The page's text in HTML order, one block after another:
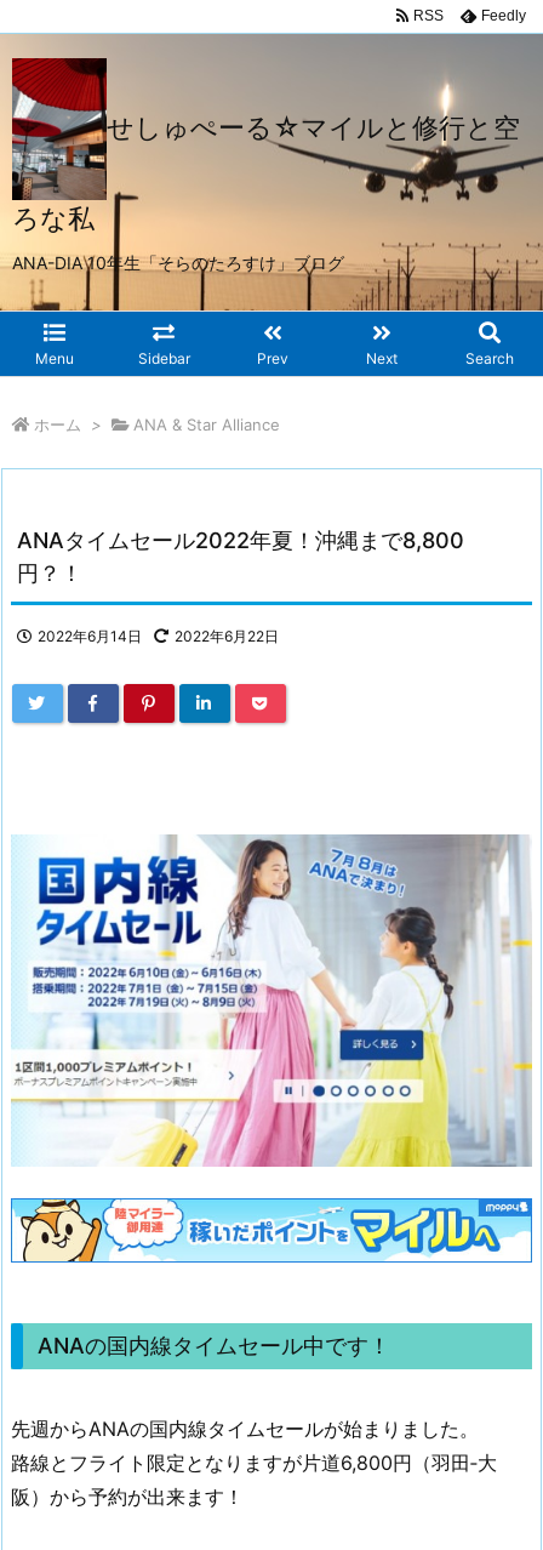
せしゅぺーる☆マイルと修行と空
ろな私
ANA-DIA 10年生「そらのたろすけ」ブログ
Menu Sidebar Prev Next Search
RSS Feedly
ホーム > ANA & Star Alliance
ANAタイムセール2022年夏！沖縄まで8,800
円？！
2022年6月14日 2022年6月22日
ANAの国内線タイムセール中です！
先週からANAの国内線タイムセールが始まりました。
路線とフライト限定となりますが片道6,800円（羽田‐大
阪）から予約が出来ます！